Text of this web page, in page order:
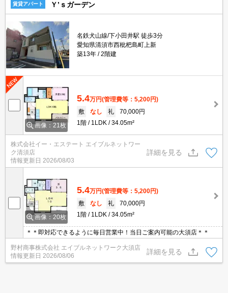
賃貸アパート Ｙ’ｓガーデン
名鉄犬山線/下小田井駅 徒歩3分
愛知県清須市西枇杷島町上新
築13年
2階建
画像：21枚
5.4万円(管理費等：5,200円)
敷
なし 礼
70,000円
1階
1LDK 34.05m²
株式会社イー・エステート エイブルネットワー
ク清須店
情報更新日 2026/08/03
詳細を見る
画像：20枚
5.4万円(管理費等：5,200円)
敷
なし 礼
70,000円
1階
1LDK 34.05m²
＊＊即対応できるように毎日営業中！当日ご案内可能の大須店＊＊
野村商事株式会社 エイブルネットワーク大須店
情報更新日 2026/08/06
詳細を見る